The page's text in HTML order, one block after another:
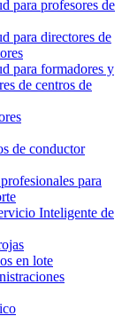
para profesores de
para directores de
para formadores y
de centros de
de conductor
para
Inteligente de
en lote